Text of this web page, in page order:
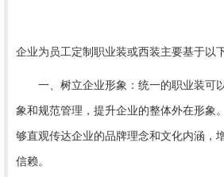
企业为员工定制职业装或西装主要基于以
一、树立企业形象：统一的职业装可
象和规范管理，提升企业的整体外在形象
够直观传达企业的品牌理念和文化内涵，
信赖。